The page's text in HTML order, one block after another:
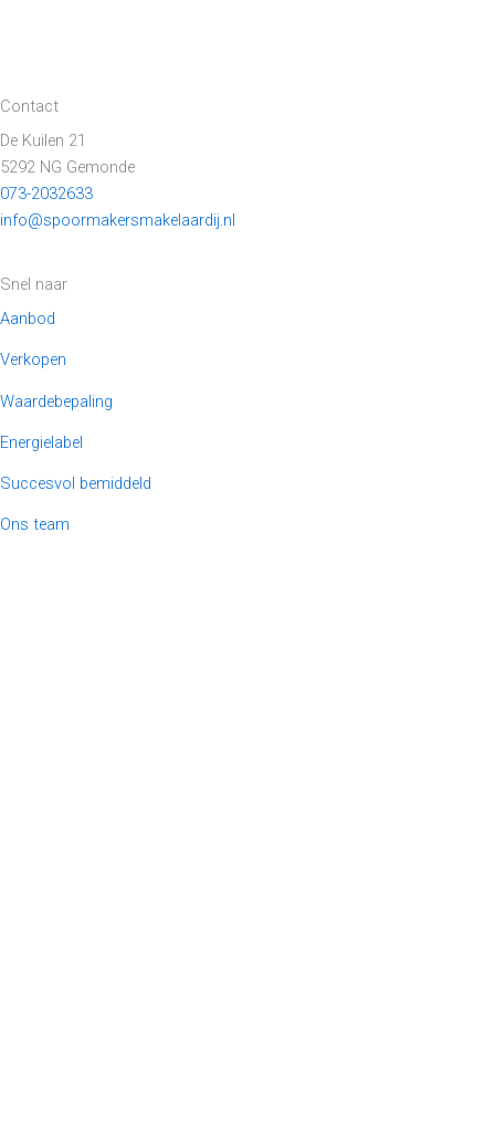
Contact
De Kuilen 21
5292 NG Gemonde
073-2032633
info@spoormakersmakelaardij.nl
Snel naar
Aanbod
Verkopen
Waardebepaling
Energielabel
Succesvol bemiddeld
Ons team